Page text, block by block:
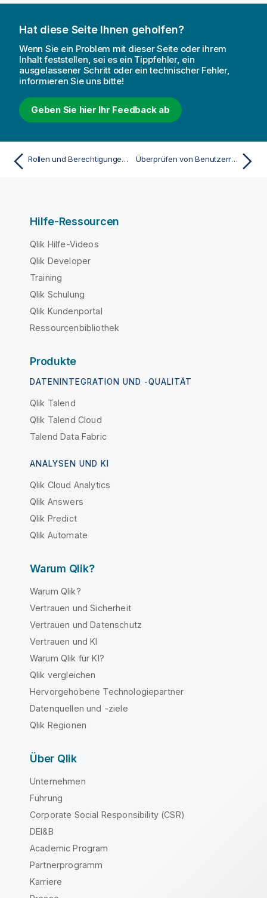
Hat diese Seite Ihnen geholfen?
Wenn Sie ein Problem mit dieser Seite oder ihrem
Inhalt feststellen, sei es ein Tippfehler, ein
ausgelassener Schritt oder ein technischer Fehler,
informieren Sie uns bitte!
Geben Sie hier Ihr Feedback ab
Rollen und Berechtigungen für Benutzer und Administratoren Überprüfen von Benutzerrollen und Zugriff
Hilfe-Ressourcen
Qlik Hilfe-Videos
Qlik Developer
Training
Qlik Schulung
Qlik Kundenportal
Ressourcenbibliothek
Produkte
DATENINTEGRATION UND -QUALITÄT
Qlik Talend
Qlik Talend Cloud
Talend Data Fabric
ANALYSEN UND KI
Qlik Cloud Analytics
Qlik Answers
Qlik Predict
Qlik Automate
Warum Qlik?
Warum Qlik?
Vertrauen und Sicherheit
Vertrauen und Datenschutz
Vertrauen und KI
Warum Qlik für KI?
Qlik vergleichen
Hervorgehobene Technologiepartner
Datenquellen und -ziele
Qlik Regionen
Über Qlik
Unternehmen
Führung
Corporate Social Responsibility (CSR)
DEI&B
Academic Program
Partnerprogramm
Karriere